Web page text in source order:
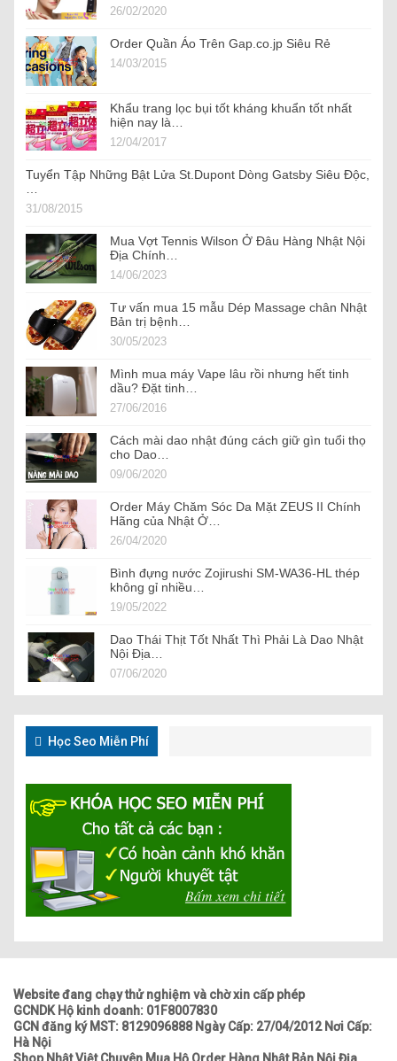
26/02/2020
Order Quần Áo Trên Gap.co.jp Siêu Rẻ
14/03/2015
Khẩu trang lọc bụi tốt kháng khuẩn tốt nhất
hiện nay là…
12/04/2017
Tuyển Tập Những Bật Lửa St.Dupont Dòng Gatsby Siêu Độc,
…
31/08/2015
Mua Vợt Tennis Wilson Ở Đâu Hàng Nhật Nội
Địa Chính…
14/06/2023
Tư vấn mua 15 mẫu Dép Massage chân Nhật
Bản trị bệnh…
30/05/2023
Mình mua máy Vape lâu rồi nhưng hết tinh
dầu? Đặt tinh…
27/06/2016
Cách mài dao nhật đúng cách giữ gìn tuổi thọ
cho Dao…
09/06/2020
Order Máy Chăm Sóc Da Mặt ZEUS II Chính
Hãng của Nhật Ở…
26/04/2020
Bình đựng nước Zojirushi SM-WA36-HL thép
không gỉ nhiều…
19/05/2022
Dao Thái Thịt Tốt Nhất Thì Phải Là Dao Nhật
Nội Địa…
07/06/2020
Học Seo Miễn Phí
Website đang chạy thử nghiệm và chờ xin cấp phép
GCNDK Hộ kinh doanh: 01F8007830
GCN đăng ký MST: 8129096888 Ngày Cấp: 27/04/2012 Nơi Cấp:
Hà Nội